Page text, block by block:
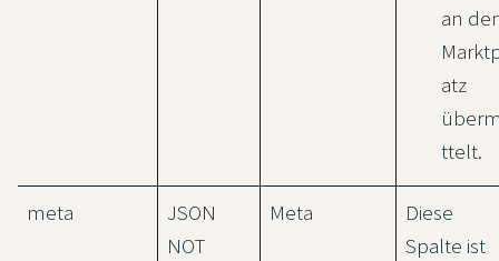
an
atz
ttelt.
meta
JSON
NOT
Meta
Diese
Spalte ist